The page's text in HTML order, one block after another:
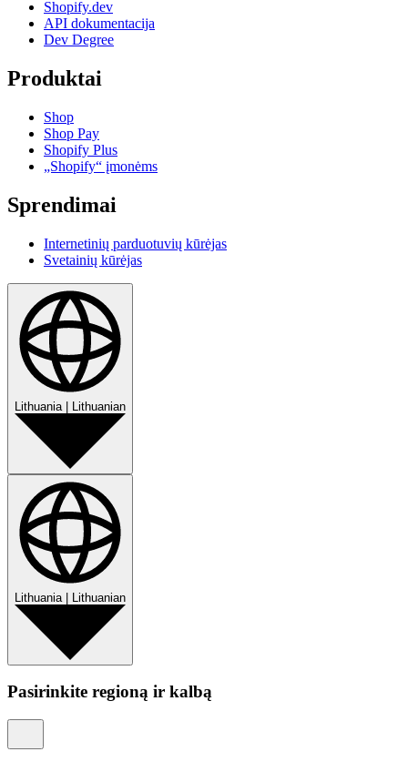
Shopify.dev
API dokumentacija
Dev Degree
Produktai
Shop
Shop Pay
Shopify Plus
„Shopify“ įmonėms
Sprendimai
Internetinių parduotuvių kūrėjas
Svetainių kūrėjas
Lithuania | Lithuanian
Lithuania | Lithuanian
Pasirinkite regioną ir kalbą